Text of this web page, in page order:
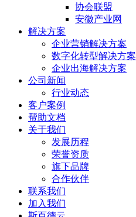
协会联盟
安徽产业网
解决方案
企业营销解决方案
数字化转型解决方案
企业出海解决方案
公司新闻
行业动态
客户案例
帮助文档
关于我们
发展历程
荣誉资质
旗下品牌
合作伙伴
联系我们
加入我们